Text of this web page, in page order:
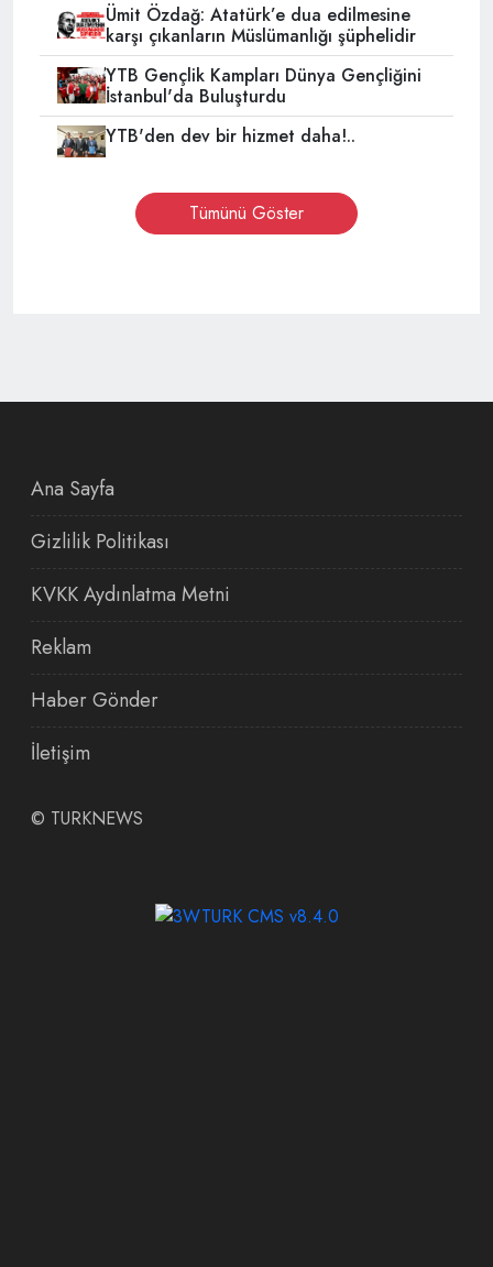
Ümit Özdağ: Atatürk’e dua edilmesine
karşı çıkanların Müslümanlığı şüphelidir
YTB Gençlik Kampları Dünya Gençliğini
İstanbul'da Buluşturdu
YTB'den dev bir hizmet daha!..
Tümünü Göster
Ana Sayfa
Gizlilik Politikası
KVKK Aydınlatma Metni
Reklam
Haber Gönder
İletişim
© TURKNEWS